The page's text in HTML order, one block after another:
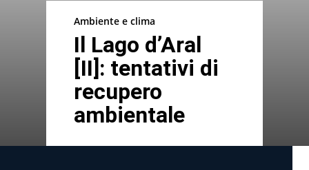
Ambiente e clima
Il Lago d’Aral
[II]: tentativi di
recupero
ambientale